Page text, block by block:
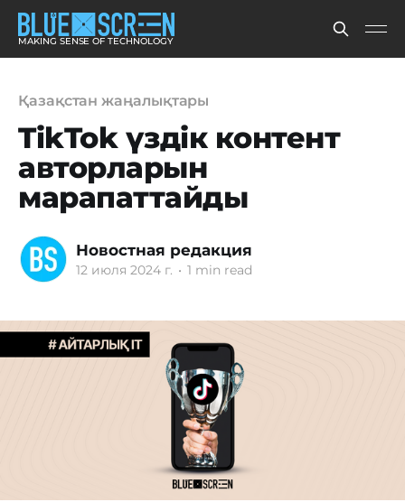
MAKING SENSE OF TECHNOLOGY
Қазақстан жаңалықтары
TikTok үздік контент
авторларын
марапаттайды
Новостная редакция
12 июля 2024 г. • 1 min read